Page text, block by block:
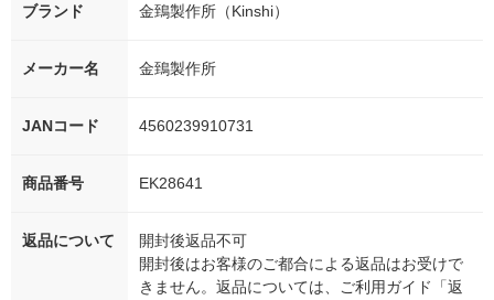
ブランド 金鵄製作所（Kinshi）
メーカー名 金鵄製作所
JANコード 4560239910731
商品番号 EK28641
返品について
開封後返品不可
開封後はお客様のご都合による返品はお受けで
きません。返品については、ご利用ガイド「返